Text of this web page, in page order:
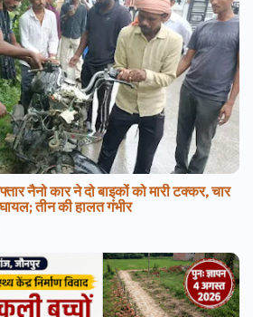
नैनो कार ने दो बाइकों को मारी टक्कर, चार
तीन की हालत गंभीर